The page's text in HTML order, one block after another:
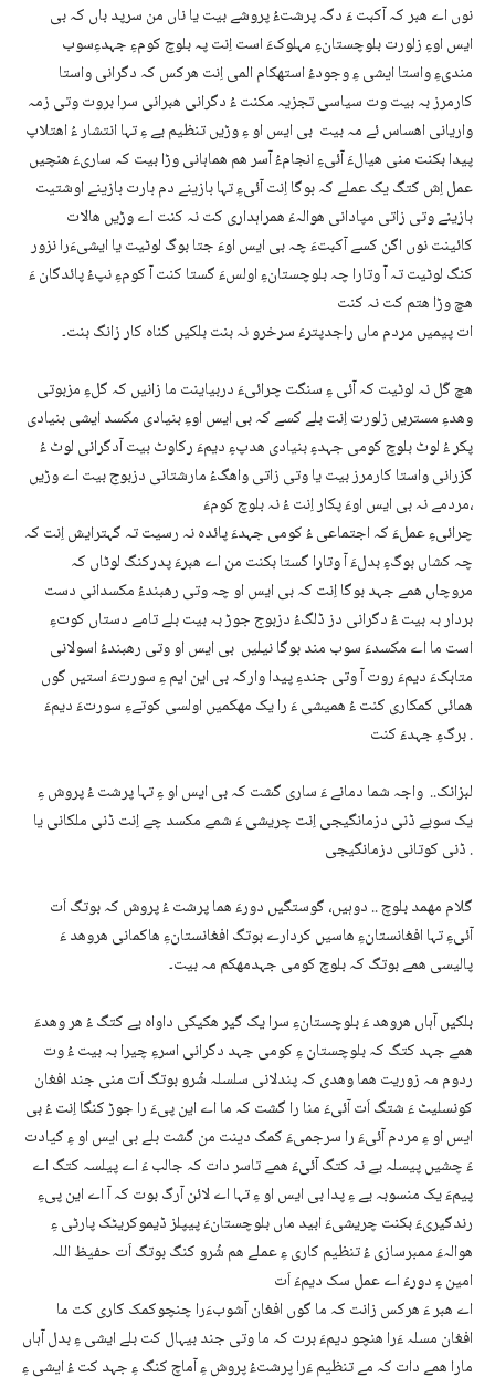
نوں اے ھبر کہ آکبت ءَ دگہ پرشتءُ پروشے بیت یا ناں من سرپد باں کہ بی
ایس اوءِ زلورت بلوچستانءِ مہلوکءَ است اِنت پہ بلوچ کومءِ جہدءِسوب
مندیءِ واستا ایشی ءِ وجودءُ استھکام المی اِنت ھرکس کہ دگرانی واستا
کارمرز بہ بیت وت سیاسی تجزیہ مکنت ءُ دگرانی ھبرانی سرا بروت وتی زمہ
واریانی اھساس ئے مہ بیت بی ایس او ءِ وڑیں تنظیم یے ءِ تہا انتشار ءُ اھتلاپ
پیدا بکنت منی ھیالءَ آئیءِ انجامءُ آسر ھم ھماہانی وڑا بیت کہ ساریءَ ھنچیں
عمل اِش کتگ یک عملے کہ بوگا اِنت آئیءِ تہا بازینے دم بارت بازینے اوشتیت
بازینے وتی زاتی مپادانی ھوالہءَ ھمراہداری کت نہ کنت اے وڑیں ھالات
کائینت نوں اگن کسے آکبتءَ چہ بی ایس اوءَ جتا بوگ لوٹیت یا ایشیءَرا نزور
کنگ لوٹیت تہ آ وتارا چہ بلوچستانءِ اولسءَ گستا کنت آ کومءِ نپءُ پائدگان ءَ
ھچ وڑا ھتم کت نہ کنت
ات پیمیں مردم ماں راجدپترءَ سرخرو نہ بنت بلکیں گناہ کار زانگ بنت۔
ھچ گَل نہ لوٹیت کہ آئی ءِ سنگت چرائیءَ دربیاینت ما زانیں کہ گلءِ مزبوتی
وھدءِ مستریں زلورت اِنت بلے کسے کہ بی ایس اوءِ بنیادی مکسد ایشی بنیادی
پکر ءُ لوٹ بلوچ کومی جہدءِ بنیادی ھدپءِ دیمءَ رکاوٹ بیت آدگرانی لوٹ ءُ
گزرانی واستا کارمرز بیت یا وتی زاتی واھگءُ مارشتانی دزبوج بیت اے وڑیں
مردمے نہ بی ایس اوءَ پکار اِنت ءُ نہ بلوچ کومءَ،
چرائیءِ عملءَ کہ اجتماعی ءُ کومی جہدءَ پائدہ نہ رسیت تہ گہترایش اِنت کہ
چہ کشاں بوگءِ بدلءَ آ وتارا گستا بکنت من اے ھبرءَ پدرکنگ لوٹاں کہ
مروچاں ھمے جہد بوگا اِنت کہ بی ایس او چہ وتی رھبندءُ مکسدانی دست
بردار بہ بیت ءُ دگرانی دز ڈلگءُ دزبوج جوڑ بہ بیت بلے تامے دستاں کوتءِ
است ما اے مکسدءَ سوب مند بوگا نیلیں بی ایس او وتی رھبندءُ اسولانی
متابکءَ دیمءَ روت آ وتی جندءِ پیدا وارکہ بی این ایم ءِ سورتءَ استیں گوں
ھمائی کمکاری کنت ءُ ھمیشی ءَ را یک مھکمیں اولسی کوتےءِ سورتءَ دیمءَ
برگءِ جہدءَ کنت .
لبزانک.. واجہ شما دمانے ءَ ساری گشت کہ بی ایس او ءِ تہا پرشت ءُ پروش ءِ
یک سوبے ڈنی دزمانگیجی اِنت چریشی ءَ شمے مکسد چے اِنت ڈنی ملکانی یا
ڈنی کوتانی دزمانگیجی .
گلام مھمد بلوچ .. دوہیں، گوستگیں دورءَ ھما پرشت ءُ پروش کہ بوتگ اَت
آئیءِ تہا افغانستانءِ ھاسیں کردارے بوتگ افغانستانءِ ھاکمانی ھروھد ءَ
پالیسی ھمے بوتگ کہ بلوچ کومی جہدمھکم مہ بیت۔
بلکیں آہاں ھروھد ءَ بلوچستانءِ سرا یک گیر ھکیکی داواہ یے کتگ ءُ ھر وھدءَ
ھمے جہد کتگ کہ بلوچستان ءِ کومی جہد دگرانی اسرءِ چیرا بہ بیت ءُ وت
ردوم مہ زوریت ھما وھدی کہ پندلانی سلسلہ شُرو بوتگ اَت منی جند افغان
کونسلیٹ ءَ شتگ اَت آئیءَ منا را گشت کہ ما اے این پیءَ را جوڑ کنگا اِنت ءُ بی
ایس او ءِ مردم آئیءَ را سرجمیءَ کمک دینت من گشت بلے بی ایس او ءِ کیادت
ءَ چشیں پیسلہ یے نہ کتگ آئیءَ ھمے تاسر دات کہ جالب ءَ اے پیلسہ کتگ اے
پیمءَ یک منسوبہ یے ءِ پدا بی ایس او ءِ تہا اے لائن آرگ بوت کہ آ اے این پیءِ
رندگیریءَ بکنت چریشیءَ ابید ماں بلوچستانءَ پیپلز ڈیموکریٹک پارٹی ءِ
ھوالہءَ ممبرسازی ءُ تنظیم کاری ءِ عملے ھم شُرو کنگ بوتگ اَت حفیظ اللہ
امین ءِ دورءَ اے عمل سک دیمءَ اَت
اے ھبر ءَ ھرکس زانت کہ ما گوں افغان آشوبءَرا چنچوکمک کاری کت ما
افغان مسلہ ءَرا ھنچو دیمءَ برت کہ ما وتی جند بیہال کت بلے ایشی ءِ بدل آہاں
مارا ھمے دات کہ مے تنظیم ءَرا پرشتءُ پروش ءِ آماچ کنگ ءِ جہد کت ءُ ایشی ءِ